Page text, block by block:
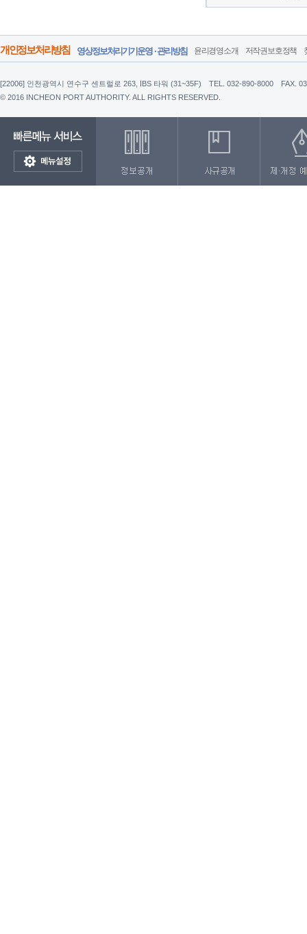
개인정보처리방침 영상정보처리기기운영 · 관리방침 윤리경영소개 저작권보호정책
[22006] 인천광역시 연수구 센트럴로 263, IBS 타워 (31~35F) TEL. 032-890-8000
FAX.
© 2016 INCHEON PORT AUTHORITY. ALL RIGHTS RESERVED.